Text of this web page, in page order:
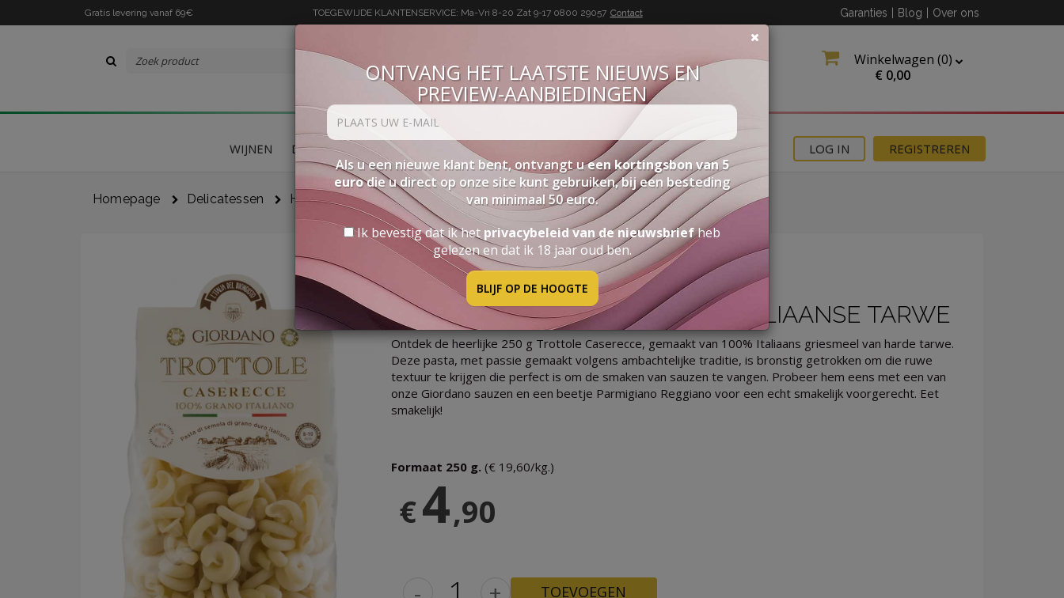
Gratis levering vanaf 69€ TOEGEWIJDE KLANTENSERVICE: Ma-Vri 8-20 Zat 9-170800 29057 Contact Garanties Blog Over ons
Winkelwagen (0)
€ 0,00
WIJNEN DELICATESSEN PAKKETTEN ACCESSOIRES PROMOTIES REGISTREREN
LOG IN
Homepage Delicatessen Huisgemaakte Trottole - Italiaanse Tarwe
HUISGEMAAKTE TROTTOLE - ITALIAANSE TARWE
Ontdek de heerlijke 250 g Trottole Caserecce, gemaakt van 100% Italiaans griesmeel van harde tarwe.
Deze pasta, met passie gemaakt volgens ambachtelijke traditie, is bronstig getrokken om die ruwe
textuur te krijgen die perfect is om de smaken van sauzen te vangen. Probeer hem eens met een van
onze Giordano sauzen en een beetje Parmigiano Reggiano voor een echt smakelijk voorgerecht. Eet
smakelijk!
Formaat 250 g. (€ 19,60/kg.)
€4,90
TOEVOEGEN
ONTVANG HET LAATSTE NIEUWS EN
PREVIEW-AANBIEDINGEN
Als u een nieuwe klant bent, ontvangt ueen kortingsbon van 5
eurodie u direct op onze site kunt gebruiken, bij een besteding
van minimaal 50 euro.
Ik bevestig dat ik het privacybeleid van de nieuwsbriefheb
gelezen en dat ik 18 jaar oud ben.
BLIJF OP DE HOOGTE